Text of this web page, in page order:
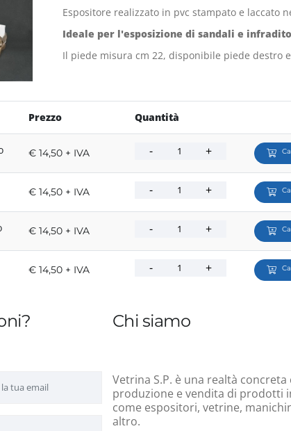
Espositore realizzato in pvc stampato e laccato
Ideale per l'esposizione di sandali e
Il piede misura cm 22, disponibile piede destro
Prezzo Quantità
€ 14,50 + IVA
€ 14,50 + IVA
€ 14,50 + IVA
€ 14,50 + IVA
Chi siamo
Vetrina S.P. è una realtà
produzione e vendita di prodotti
come espositori, vetrine,
altro.